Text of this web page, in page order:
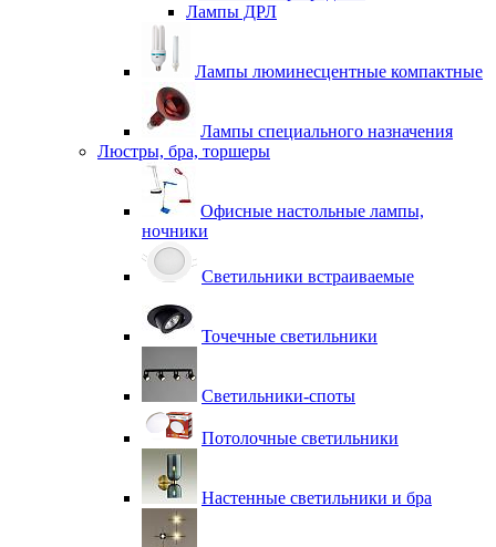
Лампы ДРЛ
Лампы люминесцентные компактные
Лампы специального назначения
Люстры, бра, торшеры
Офисные настольные лампы,
ночники
Светильники встраиваемые
Точечные светильники
Светильники-споты
Потолочные светильники
Настенные светильники и бра